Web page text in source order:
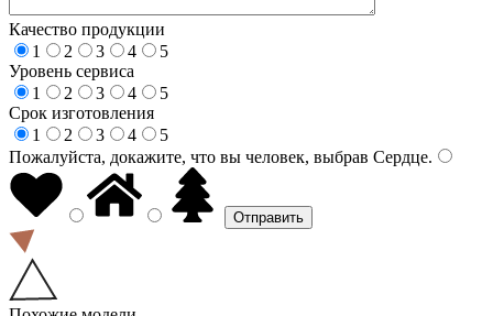
Качество продукции
1
2 3 4
5
Уровень сервиса
1
2 3 4
5
Срок изготовления
1
2 3 4
5
Пожалуйста, докажите, что вы человек, выбрав Сердце.